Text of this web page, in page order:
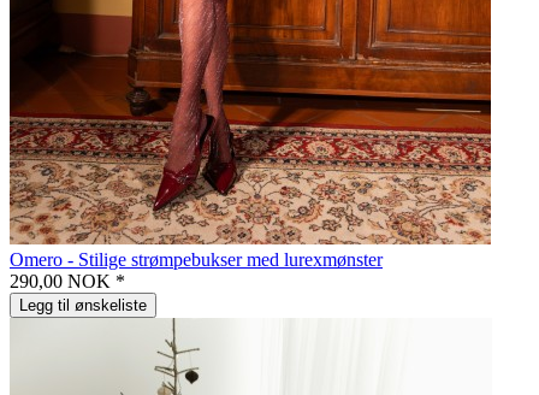
Omero - Stilige strømpebukser med lurexmønster
290,00 NOK *
Legg til ønskeliste